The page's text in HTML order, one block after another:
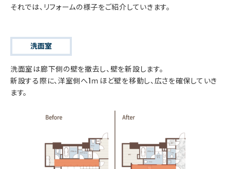
それでは、リフォームの様子をご紹介していきます。
洗面室
洗面室は廊下側の壁を撤去し、壁を新設します。
新設する際に、洋室側へ1ｍほど壁を移動し、広さを確保していき
ます。